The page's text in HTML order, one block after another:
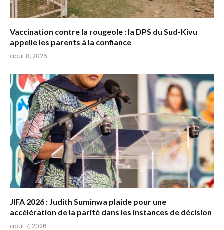
Vaccination contre la rougeole : la DPS du Sud-Kivu
appelle les parents à la confiance
août 8, 2026
JIFA 2026 : Judith Suminwa plaide pour une
accélération de la parité dans les instances de décision
août 7, 2026